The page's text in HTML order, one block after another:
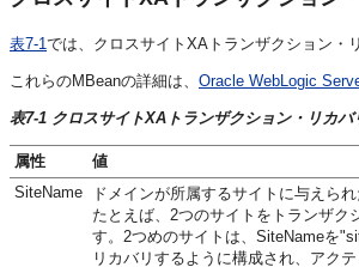
表7-1では、クロスサイトXAトランザクション・
これらのMBeanの詳細は、 Oracle WebLogic
表7-1 クロスサイトXAトランザクション・リカ
属性
値
SiteName
ドメインが所属するサイトに与えら
たとえば、2つのサイトをトランザ
す。2つめのサイトは、SiteNameを
リカバリするように構成され、アク